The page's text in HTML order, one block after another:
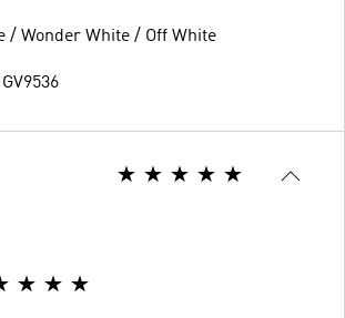
/ Wonder White / Off White